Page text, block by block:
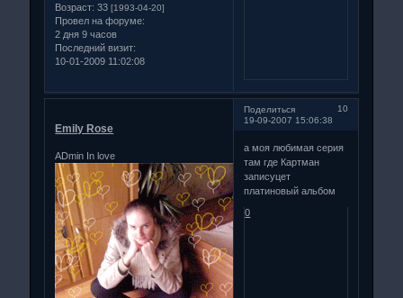
Возраст: 33[1993-04-20]
Провел на форуме:
2 дня 9 часов
Последний визит:
10-01-2009 11:02:08
Поделиться
10
19-09-2007 15:06:38
Emily Rose
ADmin In love
а моя любимая серия
там где Картман
записуцет
платиновый альбом
0